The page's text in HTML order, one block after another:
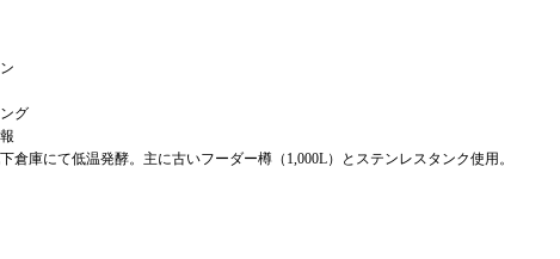
グ
倉庫にて低温発酵。主に古いフーダー樽（1,000L）とステンレスタンク使用。